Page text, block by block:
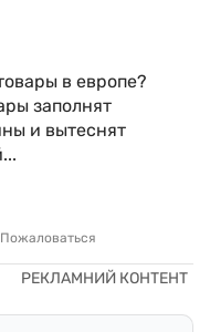
в европе?
заполнят
и вытеснят
Пожаловаться